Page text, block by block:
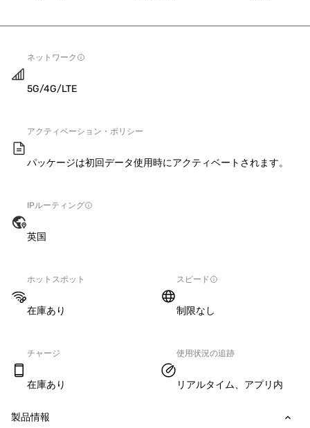
ネットワーク
5G/4G/LTE
アクティベーション・ポリシー
パッケージは初回データ使用時にアクティベートされます。
IPルーティング
英国
ホットスポット
在庫あり
スピード
制限なし
チャージ
在庫あり
使用状況の追跡
リアルタイム、アプリ内
製品情報